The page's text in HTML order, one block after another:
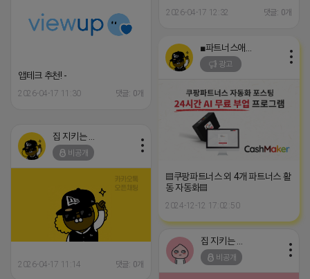
2026-04-17 12:32 댓글: 0개
앱테크 추천! -
2026-04-17 11:30 댓글: 0개
광고
▤쿠팡파트너스 외 4개 파트너스 활
동 자동화▤
2024-12-12 17:02:50
비공개
2026-04-17 11:14 댓글: 0개
비공개